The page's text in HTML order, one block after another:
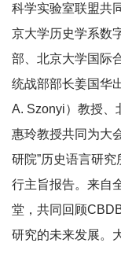
科学实验室联盟共
京大学历史学系数
部、北京大学国际
统战部部长姜国华
A. Szonyi）教授、
惠玲教授共同为大
研院”历史语言研
行主旨报告。来自
堂，共同回顾
研究的未来发展。